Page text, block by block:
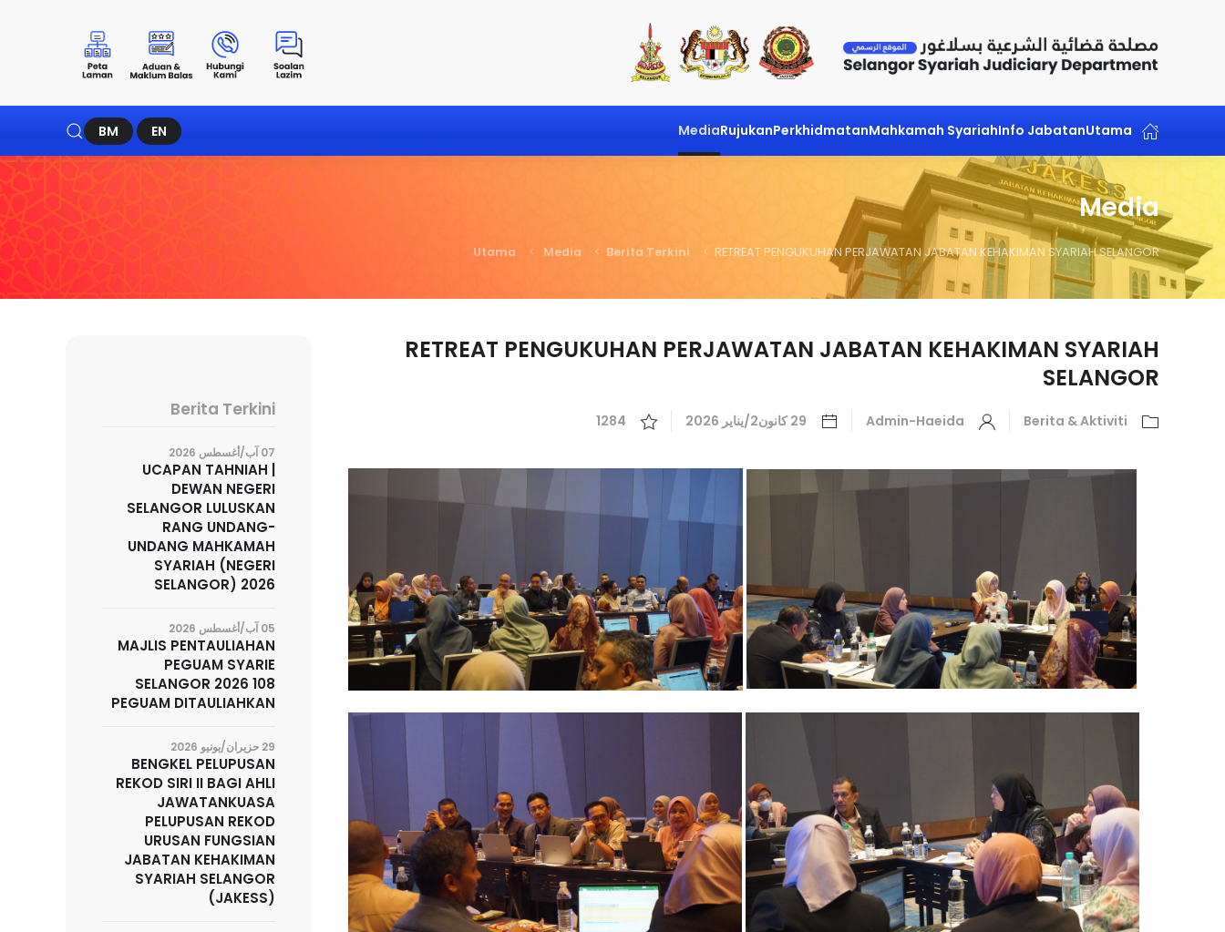
Skip to main content
Utama
Info Jabatan
Mahkamah Syariah
Perkhidmatan
Rujukan
Media
EN
BM
Media
Utama Media Berita Terkini RETREAT PENGUKUHAN PERJAWATAN JABATAN KEHAKIMAN SYARIAH SELANGOR
RETREAT PENGUKUHAN PERJAWATAN JABATAN KEHAKIMAN SYARIAH
SELANGOR
Berita & Aktiviti
Admin-Haeida 29 كانون2/يناير 2026 1284
Berita Terkini
07 آب/أغسطس 2026
UCAPAN TAHNIAH |
DEWAN NEGERI
SELANGOR LULUSKAN
RANG UNDANG-
UNDANG MAHKAMAH
SYARIAH (NEGERI
SELANGOR) 2026
05 آب/أغسطس 2026
MAJLIS PENTAULIAHAN
PEGUAM SYARIE
SELANGOR 2026 108
PEGUAM DITAULIAHKAN
29 حزيران/يونيو 2026
BENGKEL PELUPUSAN
REKOD SIRI II BAGI AHLI
JAWATANKUASA
PELUPUSAN REKOD
URUSAN FUNGSIAN
JABATAN KEHAKIMAN
SYARIAH SELANGOR
(JAKESS)